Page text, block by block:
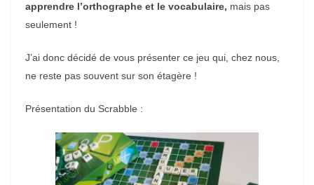
apprendre l’orthographe et le vocabulaire, mais pas
seulement !
J’ai donc décidé de vous présenter ce jeu qui, chez nous,
ne reste pas souvent sur son étagère !
Présentation du Scrabble :